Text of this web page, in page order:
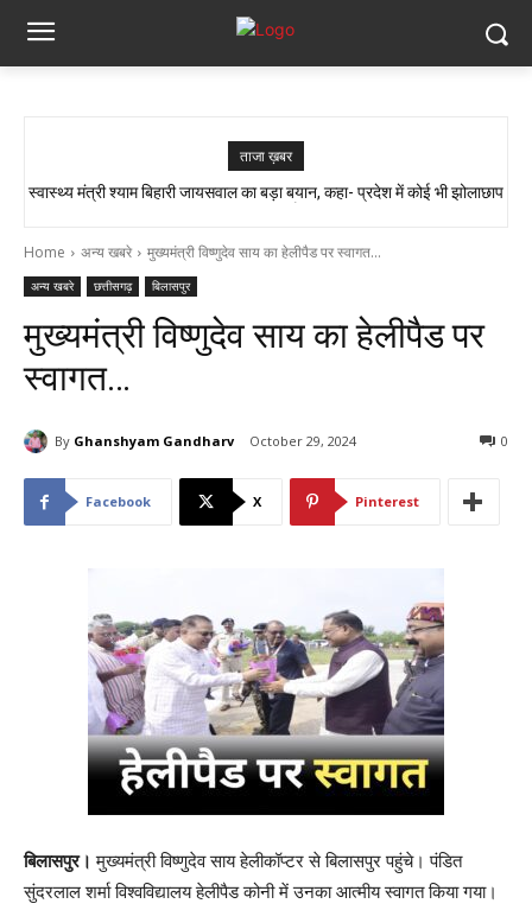
ताजा ख़बर
स्वास्थ्य मंत्री श्याम बिहारी जायसवाल का बड़ा बयान, कहा- प्रदेश में कोई भी झोलाछाप
Home अन्य खबरे मुख्यमंत्री विष्णुदेव साय का हेलीपैड पर स्वागत...
अन्य खबरे छत्तीसगढ़ बिलासपुर
मुख्यमंत्री विष्णुदेव साय का हेलीपैड पर
स्वागत…
By Ghanshyam Gandharv October 29, 2024 0
Facebook X Pinterest
बिलासपुर। मुख्यमंत्री विष्णुदेव साय हेलीकॉप्टर से बिलासपुर पहुंचे। पंडित
सुंदरलाल शर्मा विश्वविद्यालय हेलीपैड कोनी में उनका आत्मीय स्वागत किया गया।